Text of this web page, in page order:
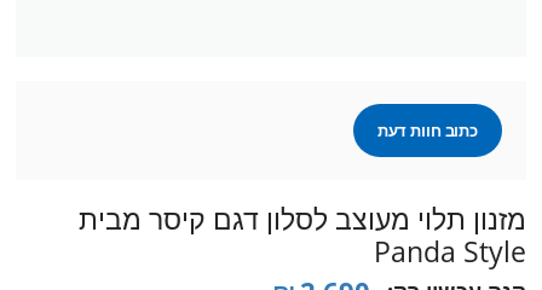
כתוב חוות דעת
מזנון תלוי מעוצב לסלון דגם קיסר מבית
Panda Style